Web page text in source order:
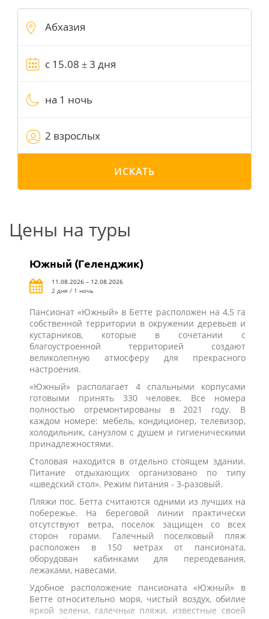
на 1 ночь
2 взрослых
ИСКАТЬ
Цены на туры
Южный (Геленджик)
11.08.2026 – 12.08.2026
2 дня / 1 ночь
Пансионат «Южный» в Бетте расположен на 4,5 га
собственной территории в окружении деревьев и
кустарников, которые в сочетании с
благоустроенной территорией создают
великолепную атмосферу для прекрасного
настроения.
«Южный» располагает 4 спальными корпусами
готовыми принять 330 человек. Все номера
полностью отремонтированы в 2021 году. В
каждом номере: мебель, кондиционер, телевизор,
холодильник, санузлом с душем и гигиеническими
принадлежностями.
Столовая находится в отдельно стоящем здании.
Питание отдыхающих организовано по типу
«шведский стол». Режим питания - 3-разовый.
Пляжи пос. Бетта считаются одними из лучших на
побережье. На береговой линии практически
отсутствуют ветра, поселок защищен со всех
сторон горами. Галечный поселковый пляж
расположен в 150 метрах от пансионата,
оборудован кабинками для переодевания,
лежаками, навесами.
Удобное расположение пансионата «Южный» в
Бетте относительно моря, чистый воздух, обилие
яркой зелени, галечные пляжи, известные своей